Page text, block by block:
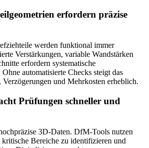
erfordern präzise
werden funktional immer
Verstärkungen, variable Wandstärken
erfordern systematische
automatisierte Checks steigt das
und Mehrkosten erheblich.
Prüfungen schneller und
3D-Daten. DfM-Tools nutzen
kritische Bereiche zu identifizieren und